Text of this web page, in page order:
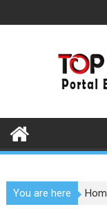
to
You are here